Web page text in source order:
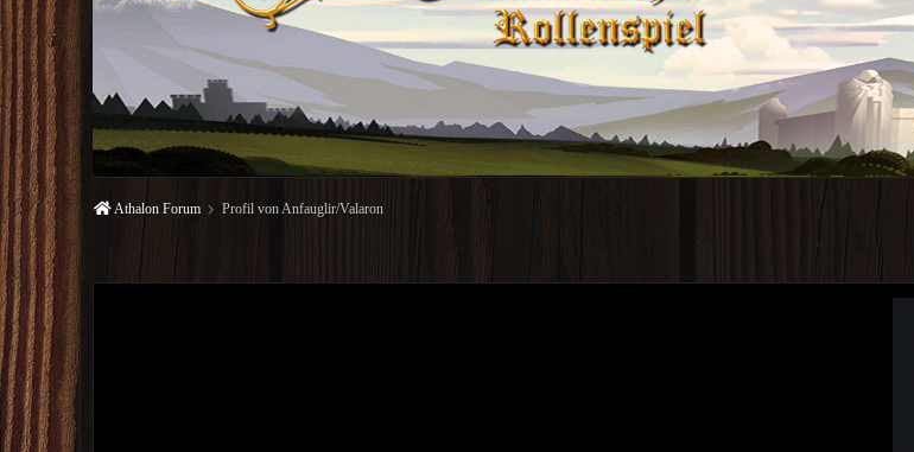
Athalon Forum Profil von Anfauglir/Valaron